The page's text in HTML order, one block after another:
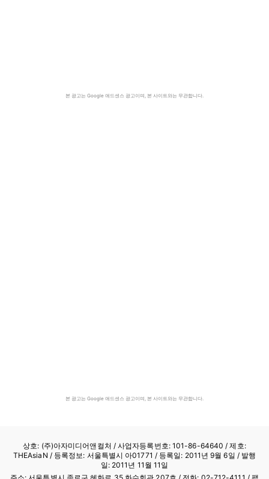
본 광고는 Google 애드센스 광고이며, 본 사이트와는 무관합니다.
본 광고는 Google 애드센스 광고이며, 본 사이트와는 무관합니다.
상호: (주)아자미디어앤컬처 /사업자등록번호: 101-86-64640 / 제호:
THEAsiaN / 등록정보: 서울특별시 아01771 / 등록일: 2011년 9월 6일 / 발행
일: 2011년 11월 11일